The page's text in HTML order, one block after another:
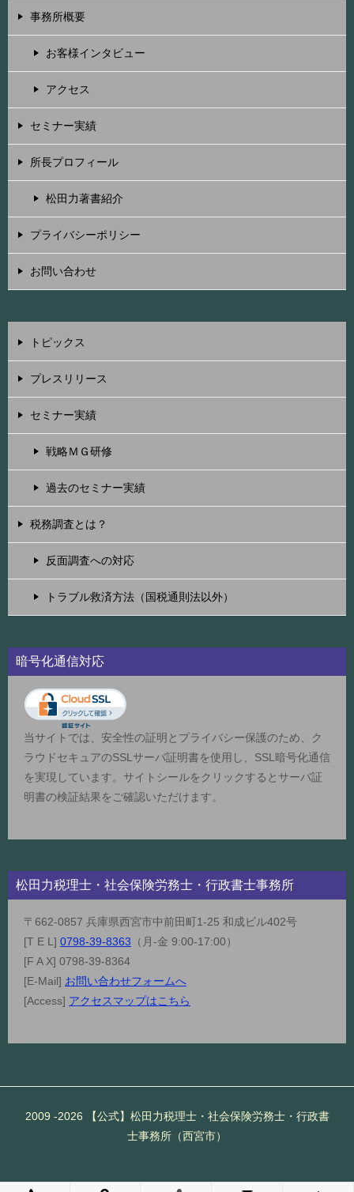
事務所概要
お客様インタビュー
アクセス
セミナー実績
所長プロフィール
松田力著書紹介
プライバシーポリシー
お問い合わせ
トピックス
プレスリリース
セミナー実績
戦略ＭＧ研修
過去のセミナー実績
税務調査とは？
反面調査への対応
トラブル救済方法（国税通則法以外）
暗号化通信対応
当サイトでは、安全性の証明とプライバシー保護のため、ク
ラウドセキュアのSSLサーバ証明書を使用し、SSL暗号化通信
を実現しています。サイトシールをクリックするとサーバ証
明書の検証結果をご確認いただけます。
松田力税理士・社会保険労務士・行政書士事務所
〒662-0857 兵庫県西宮市中前田町1-25 和成ビル402号
[T E L] 0798-39-8363 （月-金 9:00-17:00）
[F A X] 0798-39-8364
[E-Mail] お問い合わせフォームへ
[Access] アクセスマップはこちら
2009 -2026 【公式】松田力税理士・社会保険労務士・行政書
士事務所（西宮市）